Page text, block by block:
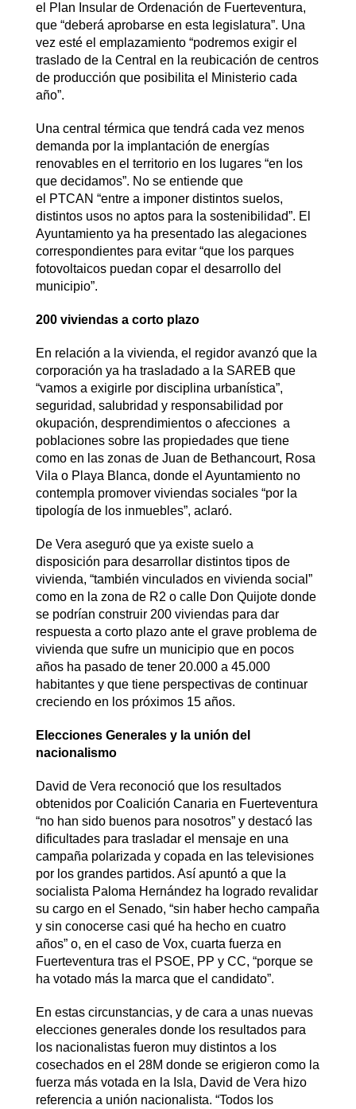
el Plan Insular de Ordenación de Fuerteventura,
que “deberá aprobarse en esta legislatura”. Una
vez esté el emplazamiento “podremos exigir el
traslado de la Central en la reubicación de centros
de producción que posibilita el Ministerio cada
año”.
Una central térmica que tendrá cada vez menos
demanda por la implantación de energías
renovables en el territorio en los lugares “en los
que decidamos”. No se entiende que
el PTCAN “entre a imponer distintos suelos,
distintos usos no aptos para la sostenibilidad”. El
Ayuntamiento ya ha presentado las alegaciones
correspondientes para evitar “que los parques
fotovoltaicos puedan copar el desarrollo del
municipio”.
200 viviendas a corto plazo
En relación a la vivienda, el regidor avanzó que la
corporación ya ha trasladado a la SAREB que
“vamos a exigirle por disciplina urbanística”,
seguridad, salubridad y responsabilidad por
okupación, desprendimientos o afecciones a
poblaciones sobre las propiedades que tiene
como en las zonas de Juan de Bethancourt, Rosa
Vila o Playa Blanca, donde el Ayuntamiento no
contempla promover viviendas sociales “por la
tipología de los inmuebles”, aclaró.
De Vera aseguró que ya existe suelo a
disposición para desarrollar distintos tipos de
vivienda, “también vinculados en vivienda social”
como en la zona de R2 o calle Don Quijote donde
se podrían construir 200 viviendas para dar
respuesta a corto plazo ante el grave problema de
vivienda que sufre un municipio que en pocos
años ha pasado de tener 20.000 a 45.000
habitantes y que tiene perspectivas de continuar
creciendo en los próximos 15 años.
Elecciones Generales y la unión del
nacionalismo
David de Vera reconoció que los resultados
obtenidos por Coalición Canaria en Fuerteventura
“no han sido buenos para nosotros” y destacó las
dificultades para trasladar el mensaje en una
campaña polarizada y copada en las televisiones
por los grandes partidos. Así apuntó a que la
socialista Paloma Hernández ha logrado revalidar
su cargo en el Senado, “sin haber hecho campaña
y sin conocerse casi qué ha hecho en cuatro
años” o, en el caso de Vox, cuarta fuerza en
Fuerteventura tras el PSOE, PP y CC, “porque se
ha votado más la marca que el candidato”.
En estas circunstancias, y de cara a unas nuevas
elecciones generales donde los resultados para
los nacionalistas fueron muy distintos a los
cosechados en el 28M donde se erigieron como la
fuerza más votada en la Isla, David de Vera hizo
referencia a unión nacionalista. “Todos los